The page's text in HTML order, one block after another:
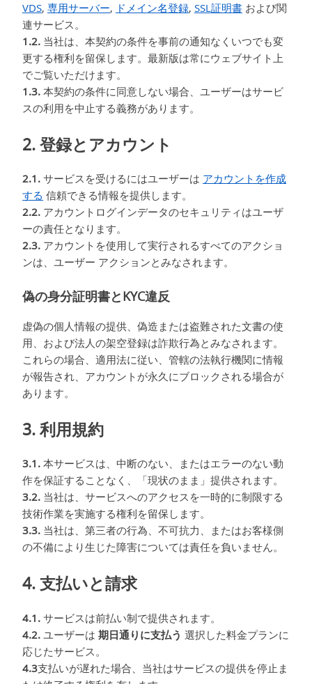
VDS, 専用サーバー, ドメイン名登録, SSL証明書 および関
連サービス。
1.2. 当社は、本契約の条件を事前の通知なくいつでも変
更する権利を留保します。最新版は常にウェブサイト上
でご覧いただけます。
1.3. 本契約の条件に同意しない場合、ユーザーはサービ
スの利用を中止する義務があります。
2. 登録とアカウント
2.1. サービスを受けるにはユーザーは アカウントを作成
する 信頼できる情報を提供します。
2.2. アカウントログインデータのセキュリティはユーザ
ーの責任となります。
2.3. アカウントを使用して実行されるすべてのアクショ
ンは、ユーザー アクションとみなされます。
偽の身分証明書とKYC違反
虚偽の個人情報の提供、偽造または盗難された文書の使
用、および法人の架空登録は詐欺行為とみなされます。
これらの場合、適用法に従い、管轄の法執行機関に情報
が報告され、アカウントが永久にブロックされる場合が
あります。
3. 利用規約
3.1. 本サービスは、中断のない、またはエラーのない動
作を保証することなく、「現状のまま」提供されます。
3.2. 当社は、サービスへのアクセスを一時的に制限する
技術作業を実施する権利を留保します。
3.3. 当社は、第三者の行為、不可抗力、またはお客様側
の不備により生じた障害については責任を負いません。
4. 支払いと請求
4.1. サービスは前払い制で提供されます。
4.2. ユーザーは 期日通りに支払う 選択した料金プランに
応じたサービス。
4.3支払いが遅れた場合、当社はサービスの提供を停止ま